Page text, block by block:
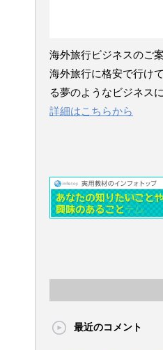
海外旅行ビジネスのご
海外旅行に格安で行け
る夢のようなビジネス
詳細はこちらから
最近のコメント